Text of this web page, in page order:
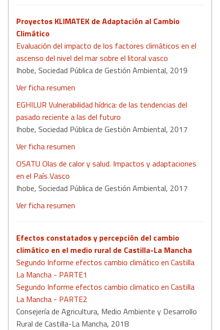
Proyectos KLIMATEK de Adaptación al Cambio
Climático
Evaluación del impacto de los factores climáticos en el
ascenso del nivel del mar sobre el litoral vasco
Ihobe, Sociedad Pública de Gestión Ambiental, 2019
Ver ficha resumen
EGHILUR Vulnerabilidad hídrica: de las tendencias del
pasado reciente a las del futuro
Ihobe, Sociedad Pública de Gestión Ambiental, 2017
Ver ficha resumen
OSATU Olas de calor y salud. Impactos y adaptaciones
en el País Vasco
Ihobe, Sociedad Pública de Gestión Ambiental, 2017
Ver ficha resumen
Efectos constatados y percepción del cambio
climático en el medio rural de Castilla-La Mancha
Segundo Informe efectos cambio climático en Castilla
La Mancha - PARTE1
Segundo Informe efectos cambio climatico en Castilla
La Mancha - PARTE2
Consejería de Agricultura, Medio Ambiente y Desarrollo
Rural de Castilla-La Mancha, 2018